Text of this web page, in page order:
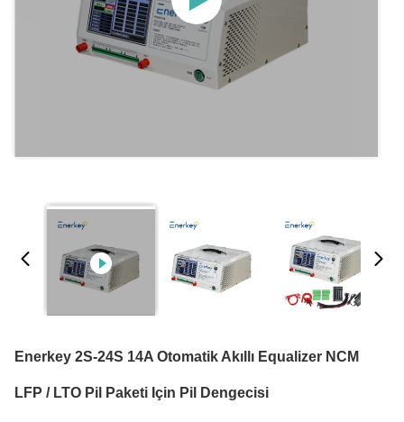
Enerkey 2S-24S 14A Otomatik Akıllı Equalizer NCM
LFP / LTO Pil Paketi Için Pil Dengecisi